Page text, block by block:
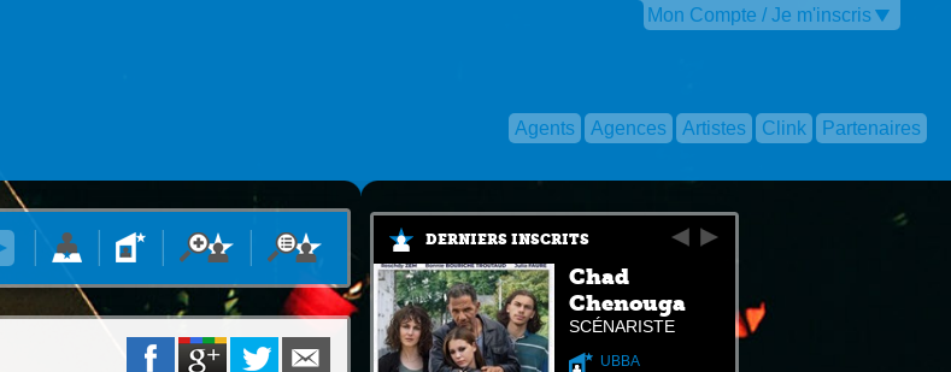
Mon Compte / Je m'inscris
Agents Agences Artistes Clink Partenaires
DERNIERS INSCRITS
Chad
Chenouga
SCÉNARISTE
UBBA